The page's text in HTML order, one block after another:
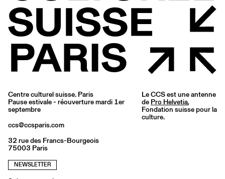
FR/EN
Centre culturel suisse. Paris
Pause estivale - réouverture mardi 1er
septembre
ccs@ccsparis.com
32 rue des Francs-Bourgeois
75003 Paris
NEWSLETTER
Le CCS est une antenne
de Pro Helvetia,
Fondation suisse pour la
culture.